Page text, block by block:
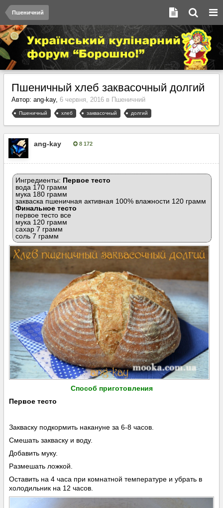
Пшеничний
Пшеничный хлеб заквасочный долгий
Автор: ang-kay, 6 червня, 2016 в Пшеничний
Пшеничный хлеб заквасочный долгий
ang-kay 8 172
Ингредиенты: Первое тесто
вода 170 грамм
мука 180 грамм
закваска пшеничная активная 100% влажности 120 грамм
Финальное тесто
первое тесто все
мука 120 грамм
сахар 7 грамм
соль 7 грамм
Способ приготовления
Первое тесто
Закваску подкормить накануне за 6-8 часов.
Смешать закваску и воду.
Добавить муку.
Размешать ложкой.
Оставить на 4 часа при комнатной температуре и убрать в
холодильник на 12 часов.